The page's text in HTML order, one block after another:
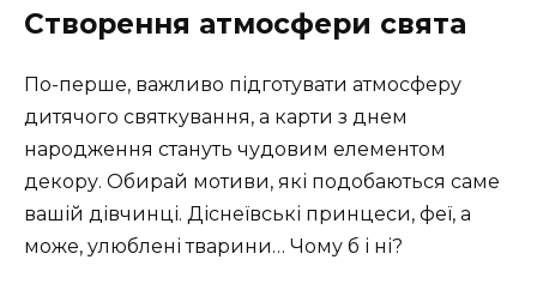
Створення атмосфери свята
По-перше, важливо підготувати атмосферу
дитячого святкування, а карти з днем
народження стануть чудовим елементом
декору. Обирай мотиви, які подобаються саме
вашій дівчинці. Діснеївські принцеси, феї, а
може, улюблені тварини… Чому б і ні?